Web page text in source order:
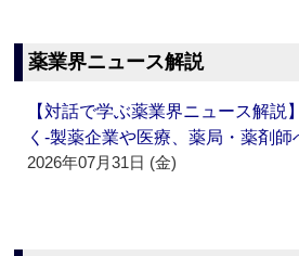
薬業界ニュース解説
【対話で学ぶ薬業界ニュース解説
く‐製薬企業や医療、薬局・薬剤
2026年07月31日 (金)